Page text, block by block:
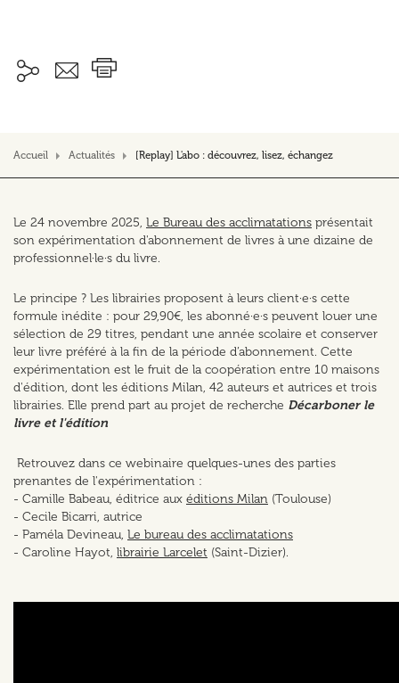
Accueil Actualités [Replay] L'abo : découvrez, lisez, échangez
Le 24 novembre 2025, Le Bureau des acclimatations présentait
son expérimentation d'abonnement de livres à une dizaine de
professionnel·le·s du livre.
Le principe ? Les librairies proposent à leurs client·e·s cette
formule inédite : pour 29,90€, les abonné·e·s peuvent louer une
sélection de 29 titres, pendant une année scolaire et conserver
leur livre préféré à la fin de la période d’abonnement. Cette
expérimentation est le fruit de la coopération entre 10 maisons
d'édition, dont les éditions Milan, 42 auteurs et autrices et trois
librairies. Elle prend part au projet de recherche Décarboner le
livre et l'édition
Retrouvez dans ce webinaire quelques-unes des parties
prenantes de l'expérimentation :
- Camille Babeau, éditrice aux éditions Milan (Toulouse)
- Cecile Bicarri, autrice
- Paméla Devineau, Le bureau des acclimatations
- Caroline Hayot, librairie Larcelet (Saint-Dizier).